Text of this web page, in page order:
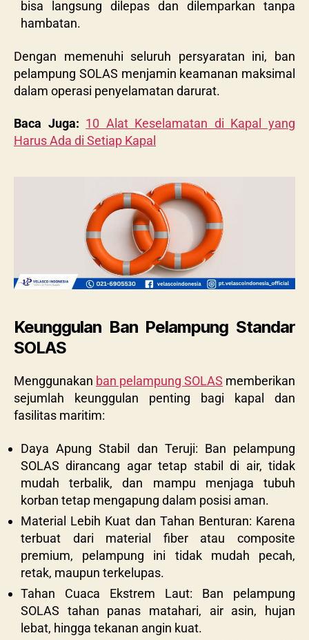
bisa langsung dilepas dan dilemparkan tanpa
hambatan.
Dengan memenuhi seluruh persyaratan ini, ban
pelampung SOLAS menjamin keamanan maksimal
dalam operasi penyelamatan darurat.
Baca Juga: 10 Alat Keselamatan di Kapal yang
Harus Ada di Setiap Kapal
Keunggulan Ban Pelampung Standar
SOLAS
Menggunakan ban pelampung SOLAS memberikan
sejumlah keunggulan penting bagi kapal dan
fasilitas maritim:
Daya Apung Stabil dan Teruji: Ban pelampung
SOLAS dirancang agar tetap stabil di air, tidak
mudah terbalik, dan mampu menjaga tubuh
korban tetap mengapung dalam posisi aman.
Material Lebih Kuat dan Tahan Benturan: Karena
terbuat dari material fiber atau composite
premium, pelampung ini tidak mudah pecah,
retak, maupun terkelupas.
Tahan Cuaca Ekstrem Laut: Ban pelampung
SOLAS tahan panas matahari, air asin, hujan
lebat, hingga tekanan angin kuat.